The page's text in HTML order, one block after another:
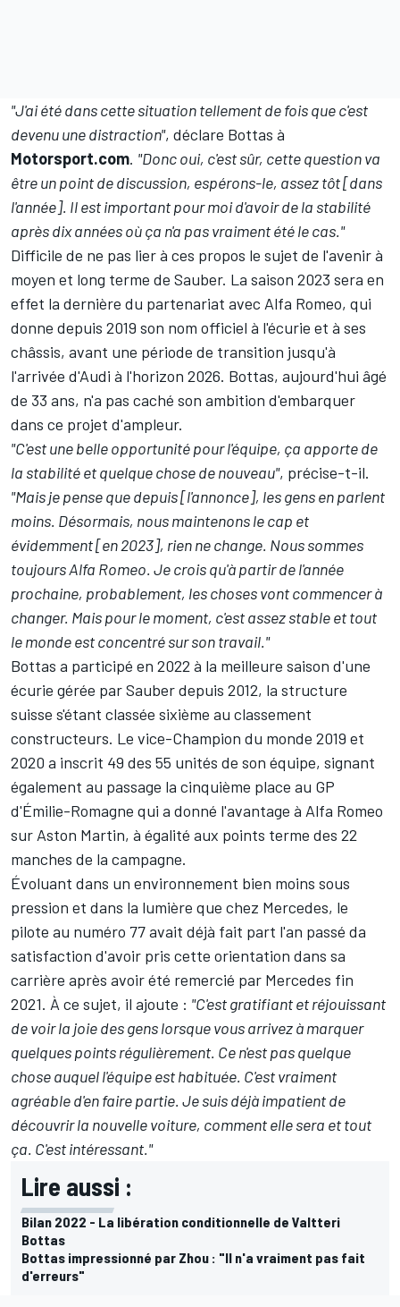
"J'ai été dans cette situation tellement de fois que c'est
devenu une distraction", déclare Bottas à
Motorsport.com. "Donc oui, c'est sûr, cette question va
être un point de discussion, espérons-le, assez tôt [dans
l'année]. Il est important pour moi d'avoir de la stabilité
après dix années où ça n'a pas vraiment été le cas."
Difficile de ne pas lier à ces propos le sujet de l'avenir à
moyen et long terme de Sauber. La saison 2023 sera en
effet la dernière du partenariat avec Alfa Romeo, qui
donne depuis 2019 son nom officiel à l'écurie et à ses
châssis, avant une période de transition jusqu'à
l'arrivée d'Audi à l'horizon 2026. Bottas, aujourd'hui âgé
de 33 ans, n'a pas caché son ambition d'embarquer
dans ce projet d'ampleur.
"C'est une belle opportunité pour l'équipe, ça apporte de
la stabilité et quelque chose de nouveau", précise-t-il.
"Mais je pense que depuis [l'annonce], les gens en parlent
moins. Désormais, nous maintenons le cap et
évidemment [en 2023], rien ne change. Nous sommes
toujours Alfa Romeo. Je crois qu'à partir de l'année
prochaine, probablement, les choses vont commencer à
changer. Mais pour le moment, c'est assez stable et tout
le monde est concentré sur son travail."
Bottas a participé en 2022 à la meilleure saison d'une
écurie gérée par Sauber depuis 2012, la structure
suisse s'étant classée sixième au classement
constructeurs. Le vice-Champion du monde 2019 et
2020 a inscrit 49 des 55 unités de son équipe, signant
également au passage la cinquième place au GP
d'Émilie-Romagne qui a donné l'avantage à Alfa Romeo
sur Aston Martin, à égalité aux points terme des 22
manches de la campagne.
Évoluant dans un environnement bien moins sous
pression et dans la lumière que chez Mercedes, le
pilote au numéro 77 avait déjà fait part l'an passé da
satisfaction d'avoir pris cette orientation dans sa
carrière après avoir été remercié par Mercedes fin
2021. À ce sujet, il ajoute : "C'est gratifiant et réjouissant
de voir la joie des gens lorsque vous arrivez à marquer
quelques points régulièrement. Ce n'est pas quelque
chose auquel l'équipe est habituée. C'est vraiment
agréable d'en faire partie. Je suis déjà impatient de
découvrir la nouvelle voiture, comment elle sera et tout
ça. C'est intéressant."
Lire aussi :
Bilan 2022 - La libération conditionnelle de Valtteri
Bottas
Bottas impressionné par Zhou : "Il n'a vraiment pas fait
d'erreurs"